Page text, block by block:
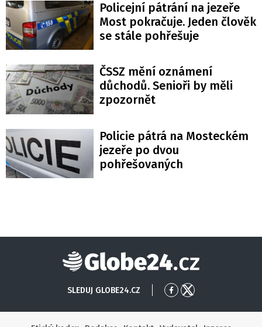
Policejní pátrání na jezeře
Most pokračuje. Jeden člověk
se stále pohřešuje
ČSSZ mění oznámení
důchodů. Senioři by měli
zpozornět
Policie pátrá na Mosteckém
jezeře po dvou
pohřešovaných
Globe24
SLEDUJ GLOBE24.CZ
PřejítPřejít